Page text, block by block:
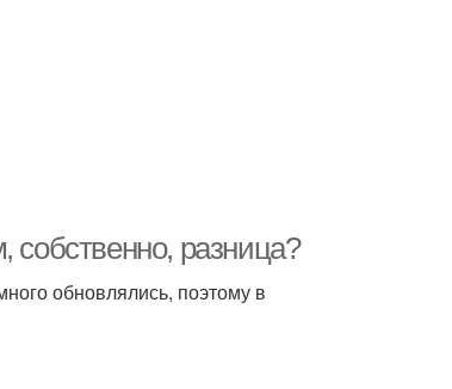
собственно, разница?
обновлялись, поэтому в